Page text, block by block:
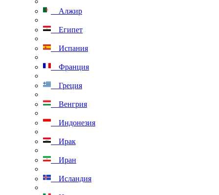
Алжир
Египет
Испания
Франция
Греция
Венгрия
Индонезия
Ирак
Иран
Исландия